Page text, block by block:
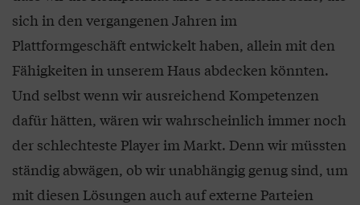
sich in den vergangenen Jahren im
Plattformgeschäft entwickelt haben, allein mit den
Fähigkeiten in unserem Haus abdecken könnten.
Und selbst wenn wir ausreichend Kompetenzen
dafür hätten, wären wir wahrscheinlich immer noch
der schlechteste Player im Markt. Denn wir müssten
ständig abwägen, ob wir unabhängig genug sind, um
mit diesen Lösungen auch auf externe Parteien